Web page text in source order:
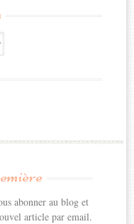
abonner au blog et
article par email.